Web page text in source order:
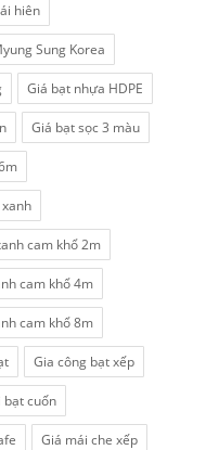
hiên
Sung Korea
Giá bạt nhựa HDPE
Giá bạt sọc 3 màu
cam khổ 2m
cam khổ 4m
cam khổ 8m
Gia công bạt xếp
bạt cuốn
Giá mái che xếp